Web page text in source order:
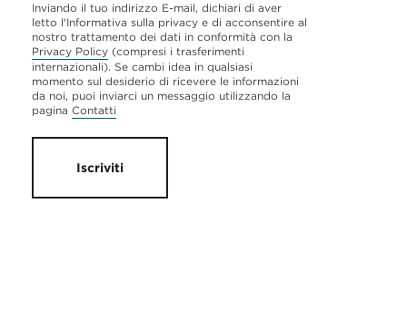
Inviando il tuo indirizzo E-mail, dichiari di aver
letto l'Informativa sulla privacy e di acconsentire al
nostro trattamento dei dati in conformità con la
Privacy Policy (compresi i trasferimenti
internazionali). Se cambi idea in qualsiasi
momento sul desiderio di ricevere le informazioni
da noi, puoi inviarci un messaggio utilizzando la
pagina Contatti
Iscriviti